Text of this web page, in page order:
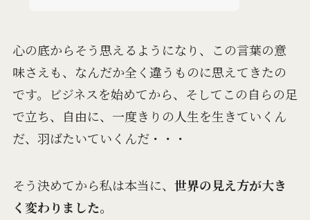
心の底からそう思えるようになり、
この言葉の意
味さえも、 なんだか全く違うものに思えてきたの
です。 ビジネスを始めてから、 そしてこの自らの足
で立ち、自由に、 一度きりの人生を生きていくん
だ、 羽ばたいていくんだ・・・
そう決めてから私は本当に、 世界の見え方が大き
く変わりました。